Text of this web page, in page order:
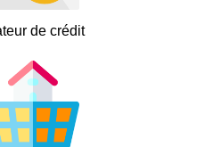
de crédit